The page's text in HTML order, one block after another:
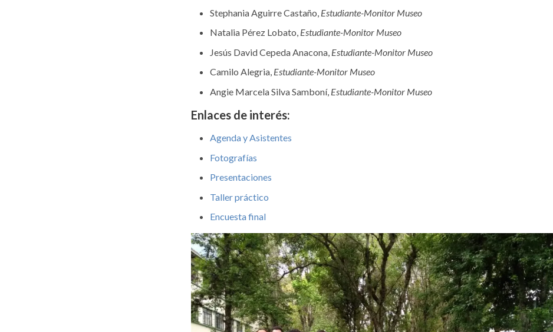
Stephania Aguirre Castaño, Estudiante-Monitor Museo
Natalia Pérez Lobato, Estudiante-Monitor Museo
Jesús David Cepeda Anacona, Estudiante-Monitor Museo
Camilo Alegria, Estudiante-Monitor Museo
Angie Marcela Silva Samboní, Estudiante-Monitor Museo
Enlaces de interés:
Agenda y Asistentes
Fotografías
Presentaciones
Taller práctico
Encuesta final